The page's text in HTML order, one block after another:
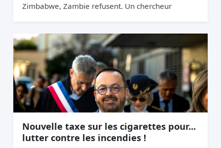
Zimbabwe, Zambie refusent. Un chercheur
Nouvelle taxe sur les cigarettes pour...
lutter contre les incendies !